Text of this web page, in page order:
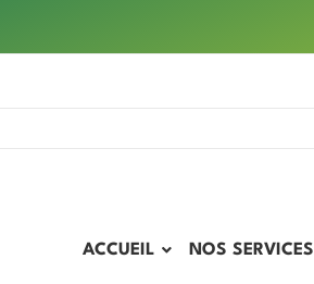
ACCUEIL NOS SERVICES